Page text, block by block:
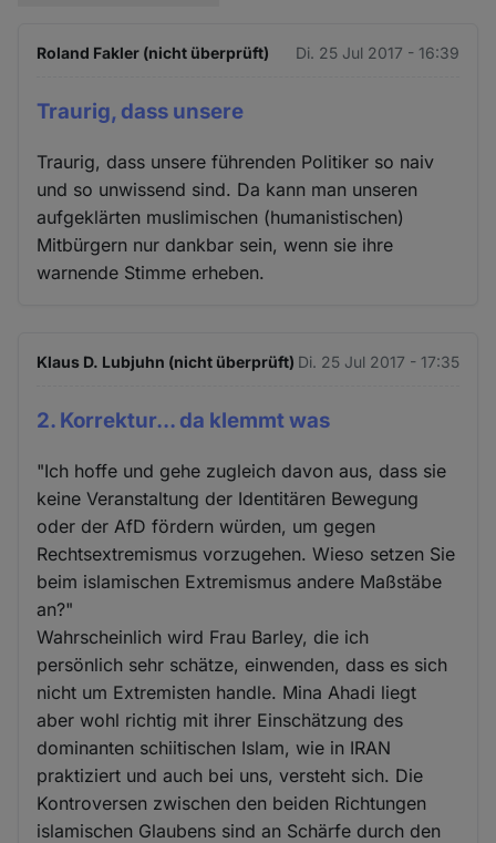
Roland Fakler (nicht überprüft) Di. 25 Jul 2017 - 16:39
Traurig, dass unsere
Traurig, dass unsere führenden Politiker so naiv
und so unwissend sind. Da kann man unseren
aufgeklärten muslimischen (humanistischen)
Mitbürgern nur dankbar sein, wenn sie ihre
warnende Stimme erheben.
Klaus D. Lubjuhn (nicht überprüft) Di. 25 Jul 2017 - 17:35
2. Korrektur... da klemmt was
"Ich hoffe und gehe zugleich davon aus, dass sie
keine Veranstaltung der Identitären Bewegung
oder der AfD fördern würden, um gegen
Rechtsextremismus vorzugehen. Wieso setzen Sie
beim islamischen Extremismus andere Maßstäbe
an?"
Wahrscheinlich wird Frau Barley, die ich
persönlich sehr schätze, einwenden, dass es sich
nicht um Extremisten handle. Mina Ahadi liegt
aber wohl richtig mit ihrer Einschätzung des
dominanten schiitischen Islam, wie in IRAN
praktiziert und auch bei uns, versteht sich. Die
Kontroversen zwischen den beiden Richtungen
islamischen Glaubens sind an Schärfe durch den